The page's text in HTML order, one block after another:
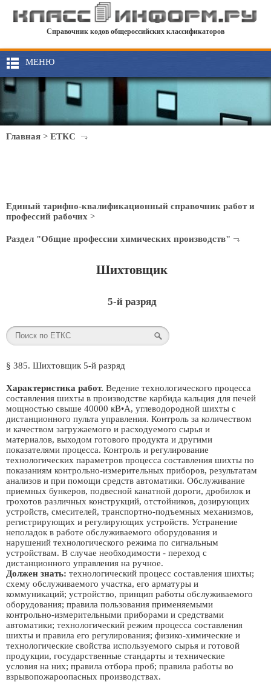
Справочник кодов общероссийских классификаторов
МЕНЮ
Главная > ЕТКС
Единый тарифно-квалификационный справочник работ и
профессий рабочих >
Раздел "Общие профессии химических производств"
Шихтовщик
5-й разряд
§ 385. Шихтовщик 5-й разряд
Характеристика работ. Ведение технологического процесса
составления шихты в производстве карбида кальция для печей
мощностью свыше 40000 кВ•А, углеводородной шихты с
дистанционного пульта управления. Контроль за количеством
и качеством загружаемого и расходуемого сырья и
материалов, выходом готового продукта и другими
показателями процесса. Контроль и регулирование
технологических параметров процесса составления шихты по
показаниям контрольно-измерительных приборов, результатам
анализов и при помощи средств автоматики. Обслуживание
приемных бункеров, подвесной канатной дороги, дробилок и
грохотов различных конструкций, отстойников, дозирующих
устройств, смесителей, транспортно-подъемных механизмов,
регистрирующих и регулирующих устройств. Устранение
неполадок в работе обслуживаемого оборудования и
нарушений технологического режима по сигнальным
устройствам. В случае необходимости - переход с
дистанционного управления на ручное.
Должен знать: технологический процесс составления шихты;
схему обслуживаемого участка, его арматуры и
коммуникаций; устройство, принцип работы обслуживаемого
оборудования; правила пользования применяемыми
контрольно-измерительными приборами и средствами
автоматики; технологический режим процесса составления
шихты и правила его регулирования; физико-химические и
технологические свойства используемого сырья и готовой
продукции, государственные стандарты и технические
условия на них; правила отбора проб; правила работы во
взрывопожароопасных производствах.